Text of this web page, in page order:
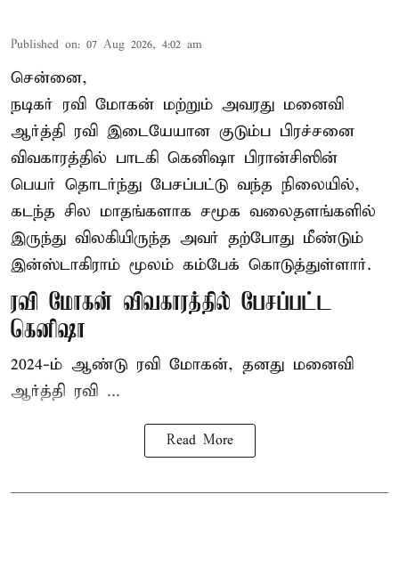
Published on: 07 Aug 2026, 4:02 am
சென்னை,
நடிகர் ரவி மோகன் மற்றும் அவரது மனைவி
ஆர்த்தி ரவி இடையேயான குடும்ப பிரச்சனை
விவகாரத்தில் பாடகி கெனிஷா பிரான்சிஸின்
பெயர் தொடர்ந்து பேசப்பட்டு வந்த நிலையில்,
கடந்த சில மாதங்களாக சமூக வலைதளங்களில்
இருந்து விலகியிருந்த அவர் தற்போது மீண்டும்
இன்ஸ்டாகிராம் மூலம் கம்பேக் கொடுத்துள்ளார்.
ரவி மோகன் விவகாரத்தில் பேசப்பட்ட
கெனிஷா
2024-ம் ஆண்டு ரவி மோகன், தனது மனைவி
ஆர்த்தி ரவி ...
Read More